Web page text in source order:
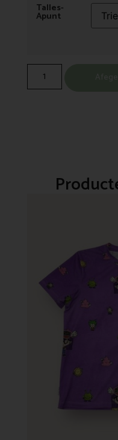
Talles-
Apunt